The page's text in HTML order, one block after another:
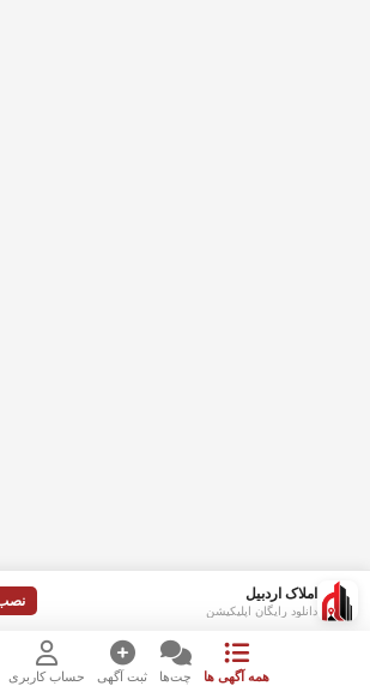
املاک اردبیل
دانلود رایگان اپلیکیشن
همه آگهی ها چت‌ها ثبت آگهی حساب کاربری